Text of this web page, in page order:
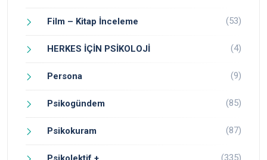
Film – Kitap İnceleme (53)
HERKES İÇİN PSİKOLOJİ (4)
Persona (9)
Psikogündem (85)
Psikokuram (87)
(335)